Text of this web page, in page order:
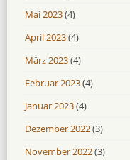
Mai 2023(4)
April 2023(4)
März 2023(4)
Februar 2023(4)
Januar 2023(4)
Dezember 2022(3)
November 2022(3)